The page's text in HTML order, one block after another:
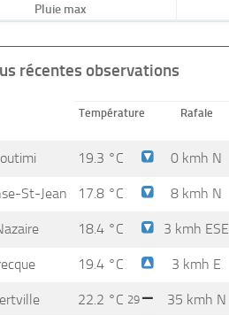
Pluie max
récentes observations
Température Rafale
19.3 °C 0 kmh N
St-Jean 17.8 °C 8 kmh N
18.4 °C 3 kmh ESE
19.4 °C 3 kmh E
22.2 °C 29 35 kmh N